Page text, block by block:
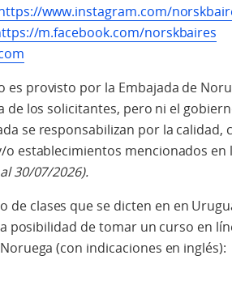
www.instagram.com/
m.facebook.com/norskbaires
es provisto por la Embajada de
de los solicitantes, pero ni el
se responsabilizan por la calidad,
establecimientos mencionados en
30/07/2026).
de clases que se dicten en en
posibilidad de tomar un curso en
(con indicaciones en inglés):